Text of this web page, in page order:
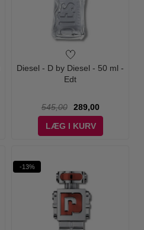
Diesel - D by Diesel - 50 ml -
Edt
545,00
289,00
LÆG I KURV
-13%